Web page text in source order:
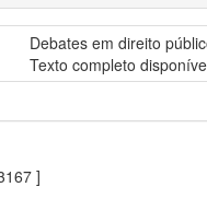
Debates em direito
Texto completo
]